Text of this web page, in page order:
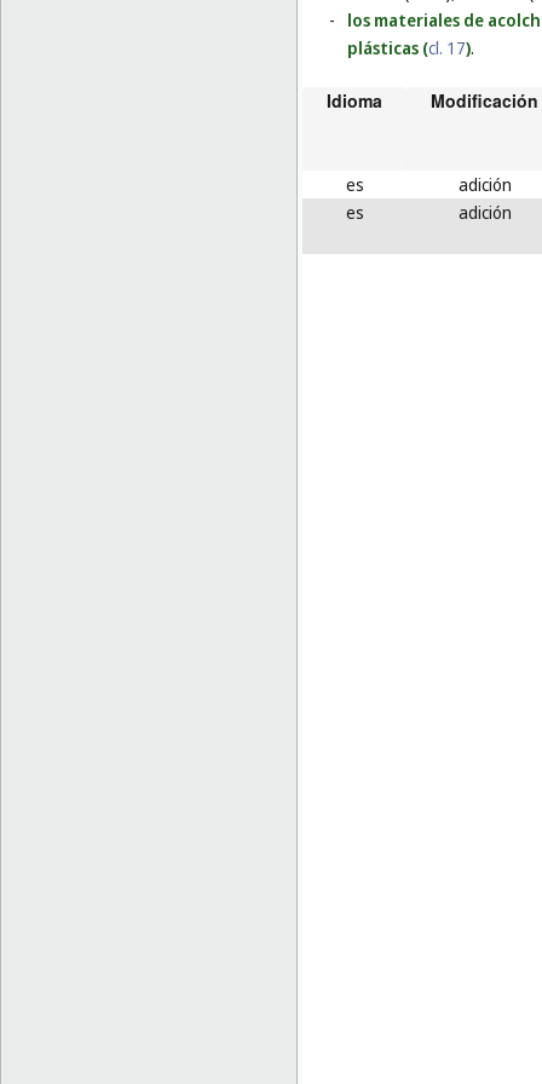
-
los materiales de
plásticas (cl. 17).
Idioma Modificación
es
adición
es
adición